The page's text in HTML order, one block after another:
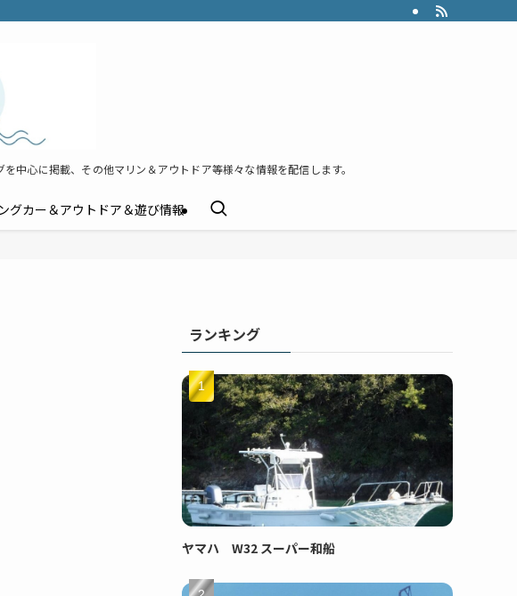
中心に掲載、その他マリン＆アウトドア等様々な情報を配信します。
グカー＆アウトドア＆遊び情報
ランキング
ヤマハ W32 スーパー和船